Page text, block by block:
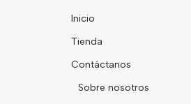
Inicio
Tienda
Contáctanos
Sobre nosotros